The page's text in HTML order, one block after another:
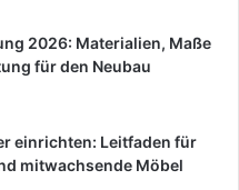
2026: Materialien, Maße
für den Neubau
einrichten: Leitfaden für
mitwachsende Möbel